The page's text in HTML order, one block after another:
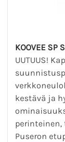
KOOVEE SP
UUTUUS!
kestävä ja
Puseron